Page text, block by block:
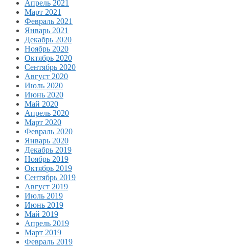
Апрель 2021
Март 2021
Февраль 2021
Январь 2021
Декабрь 2020
Ноябрь 2020
Октябрь 2020
Сентябрь 2020
Август 2020
Июль 2020
Июнь 2020
Май 2020
Апрель 2020
Март 2020
Февраль 2020
Январь 2020
Декабрь 2019
Ноябрь 2019
Октябрь 2019
Сентябрь 2019
Август 2019
Июль 2019
Июнь 2019
Май 2019
Апрель 2019
Март 2019
Февраль 2019